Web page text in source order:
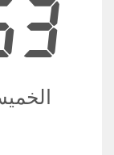
الخميس – 6